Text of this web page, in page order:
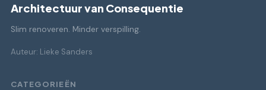
Architectuur van Consequentie
Slim renoveren. Minder verspilling.
Auteur: Lieke Sanders
CATEGORIEËN